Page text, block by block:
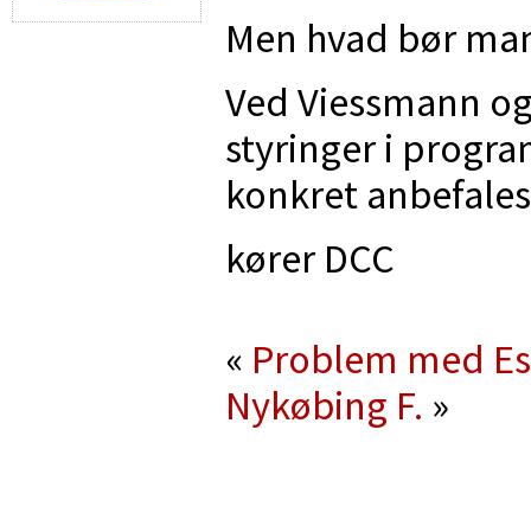
Men hvad bør
Ved Viessmann
styringer i
konkret
kører DCC
« Problem med
Nykøbing F. »